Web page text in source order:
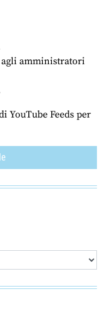
agli amministratori
YouTube Feeds per